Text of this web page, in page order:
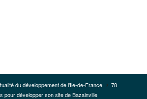
du développement de l'Ile-de-France
78
pour développer son site de Bazainville